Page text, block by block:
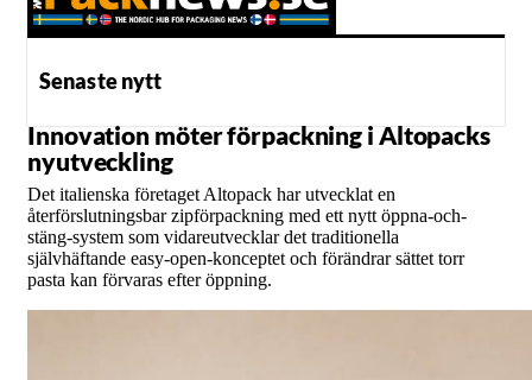
Senaste nytt
Innovation möter förpackning i Altopacks
nyutveckling
Det italienska företaget Altopack har utvecklat en
återförslutningsbar zipförpackning med ett nytt öppna-och-
stäng-system som vidareutvecklar det traditionella
självhäftande easy-open-konceptet och förändrar sättet torr
pasta kan förvaras efter öppning.